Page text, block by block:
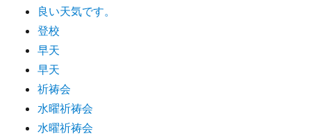
良い天気です。
登校
早天
早天
祈祷会
水曜祈祷会
水曜祈祷会